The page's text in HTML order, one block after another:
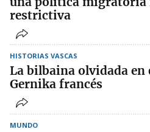
restrictiva
HISTORIAS VASCAS
La bilbaina olvidada en
Gernika francés
MUNDO